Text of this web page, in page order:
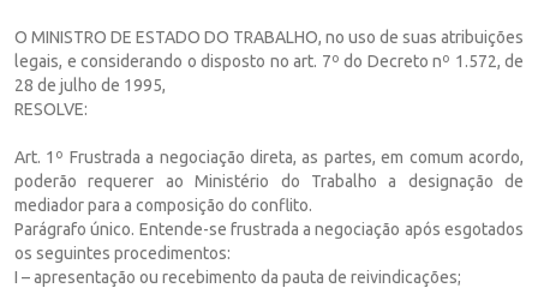
O MINISTRO DE ESTADO DO TRABALHO, no uso de suas atribuições
legais, e considerando o disposto no art. 7º do Decreto nº 1.572, de
28 de julho de 1995,
RESOLVE:
Art. 1º Frustrada a negociação direta, as partes, em comum acordo,
poderão requerer ao Ministério do Trabalho a designação de
mediador para a composição do conflito.
Parágrafo único. Entende-se frustrada a negociação após esgotados
os seguintes procedimentos:
I – apresentação ou recebimento da pauta de reivindicações;